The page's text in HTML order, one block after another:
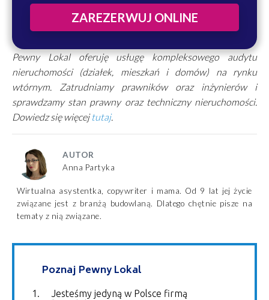
ZAREZERWUJ ONLINE
Pewny Lokal oferuję usługę kompleksowego audytu
nieruchomości (działek, mieszkań i domów) na rynku
wtórnym. Zatrudniamy prawników oraz inżynierów i
sprawdzamy stan prawny oraz techniczny nieruchomości.
Dowiedz się więcejtutaj.
AUTOR
Anna Partyka
Wirtualna asystentka, copywriter i mama. Od 9 lat jej życie
związane jest z branżą budowlaną. Dlatego chętnie pisze na
tematy z nią związane.
Poznaj Pewny Lokal
Jesteśmy jedyną w Polsce firmą